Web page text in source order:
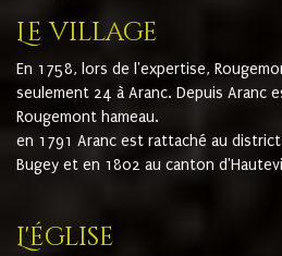
Le village
En 1758, lors de l'expertise,
seulement 24 à Aranc. Depuis Aranc
Rougemont hameau.
en 1791 Aranc est rattaché au
Bugey et en 1802 au canton
L'église